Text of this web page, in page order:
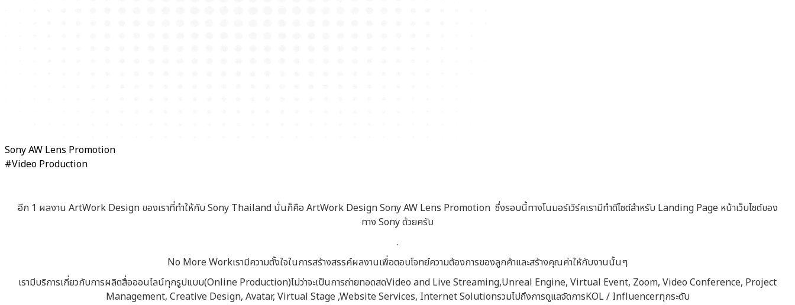
Sony AW Lens Promotion
#Video Production
อีก 1 ผลงาน ArtWork Design ของเราที่ทำให้กับ Sony Thailand นั่นก็คือ ArtWork Design Sony AW Lens Promotion ซึ่งรอบนี้ทางโนมอร์เวิร์คเรามีทำดีไซต์สำหรับ Landing Page หน้าเว็บไซต์ของ
ทาง Sony ด้วยครับ
.
No More Workเรามีความตั้งใจในการสร้างสรรค์ผลงานเพื่อตอบโจทย์ความต้องการของลูกค้าและสร้างคุณค่าให้กับงานนั้นๆ
เรามีบริการเกี่ยวกับการผลิตสื่อออนไลน์ทุกรูปแบบ(Online Production)ไม่ว่าจะเป็นการถ่ายทอดสดVideo and Live Streaming,Unreal Engine, Virtual Event, Zoom, Video Conference, Project
Management, Creative Design, Avatar, Virtual Stage ,Website Services, Internet SolutionรวมไปถึงการดูแลจัดการKOL / Influencerทุกระดับ